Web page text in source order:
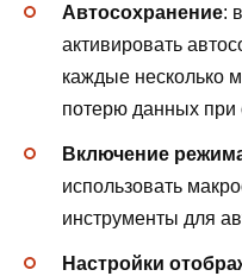
Автосохранение:
активировать
каждые несколько
потерю данных при
Включение
использовать
инструменты для
Настройки